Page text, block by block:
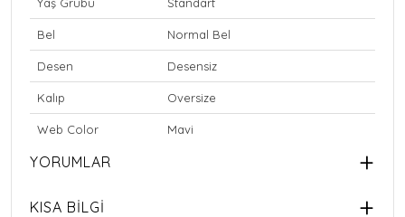
Bel Normal Bel
Desen Desensiz
Kalıp Oversize
Web Color Mavi
YORUMLAR
KISA BİLGİ